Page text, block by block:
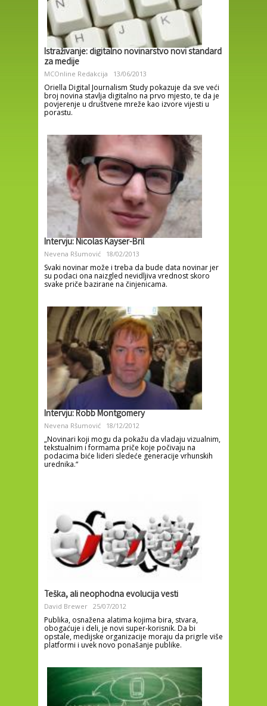
Istraživanje: digitalno novinarstvo novi standard
za medije
MCOnline Redakcija 13/06/2013
Oriella Digital Journalism Study pokazuje da sve veći
broj novina stavlja digitalno na prvo mjesto, te da je
povjerenje u društvene mreže kao izvore vijesti u
porastu.
Intervju: Nicolas Kayser-Bril
Nevena Ršumović 18/02/2013
Svaki novinar može i treba da bude data novinar jer
su podaci ona naizgled nevidljiva vrednost skoro
svake priče bazirane na činjenicama.
Intervju: Robb Montgomery
Nevena Ršumović 18/12/2012
„Novinari koji mogu da pokažu da vladaju vizualnim,
tekstualnim i formama priče koje počivaju na
podacima biće lideri sledeće generacije vrhunskih
urednika.“
Teška, ali neophodna evolucija vesti
David Brewer 25/07/2012
Publika, osnažena alatima kojima bira, stvara,
obogaćuje i deli, je novi super-korisnik. Da bi
opstale, medijske organizacije moraju da prigrle više
platformi i uvek novo ponašanje publike.